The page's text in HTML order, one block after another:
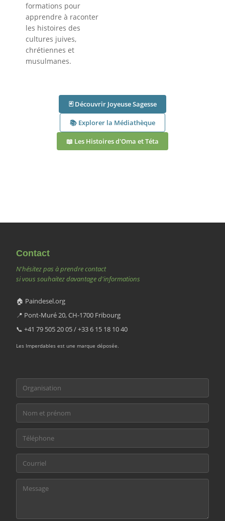
formations pour
apprendre à raconter
les histoires des
cultures juives,
chrétiennes et
musulmanes.
🃏 Découvrir Joyeuse Sagesse
📚 Explorer la Médiathèque
📖 Les Histoires d'Oma et Téta
Contact
N'hésitez pas à prendre contact
si vous souhaitez davantage d'informations
🏠 Paindesel.org
📍 Pont-Muré 20, CH-1700 Fribourg
📞 +41 79 505 20 05 / +33 6 15 18 10 40
Les Imperdables est une marque déposée.